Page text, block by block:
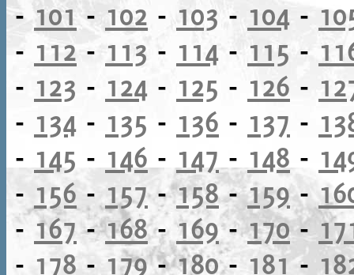
-101- 102 - 103 - 104 -
- 112 - 113 - 114 - 115 -
- 123 - 124 - 125 - 126 -
- 134 - 135 - 136 - 137 -
- 145 - 146 - 147 - 148 -
- 156 - 157-158-159-
- 167-168-169-170-
- 178 - 179-180- 181-